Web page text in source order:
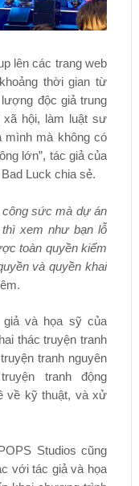
lên các trang web
thời gian từ
độc giả trung
xã hội, làm luật sư
mình mà không có
lớn”, tác giả của
Luck chia sẻ.
sức mà dự án
xem như bạn lỗ
toàn quyền kiểm
và quyền khai
giả và họa sỹ của
thác truyện tranh
tranh nguyên
tranh động
về kỹ thuật, và xử
Studios cũng
với tác giả và họa